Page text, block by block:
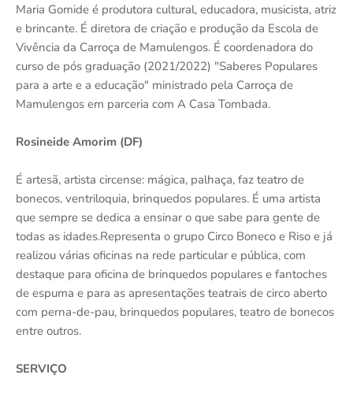
Maria Gomide é produtora cultural, educadora, musicista, atriz
e brincante. É diretora de criação e produção da Escola de
Vivência da Carroça de Mamulengos. É coordenadora do
curso de pós graduação (2021/2022) "Saberes Populares
para a arte e a educação" ministrado pela Carroça de
Mamulengos em parceria com A Casa Tombada.
Rosineide Amorim (DF)
É artesã, artista circense: mágica, palhaça, faz teatro de
bonecos, ventriloquia, brinquedos populares. É uma artista
que sempre se dedica a ensinar o que sabe para gente de
todas as idades.Representa o grupo Circo Boneco e Riso e já
realizou várias oficinas na rede particular e pública, com
destaque para oficina de brinquedos populares e fantoches
de espuma e para as apresentações teatrais de circo aberto
com perna-de-pau, brinquedos populares, teatro de bonecos
entre outros.
SERVIÇO